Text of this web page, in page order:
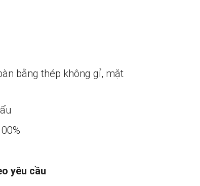
bằng thép không gỉ, mặt
yêu cầu